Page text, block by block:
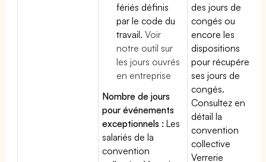
fériés définis
par le code du
travail.Voir
notre outil sur
les jours ouvrés
en entreprise
Nombre de jours
pour événements
exceptionnels : Les
salariés de la
convention
des jours de
congés ou
encore les
dispositions
pour récupérer
ses jours de
congés.
Consultez en
détail la
convention
collective
Verrerie